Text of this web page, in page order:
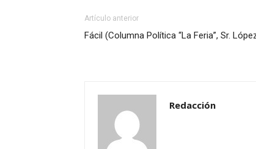
Artículo anterior
Fácil (Columna Política “La Feria”, Sr.
Redacción